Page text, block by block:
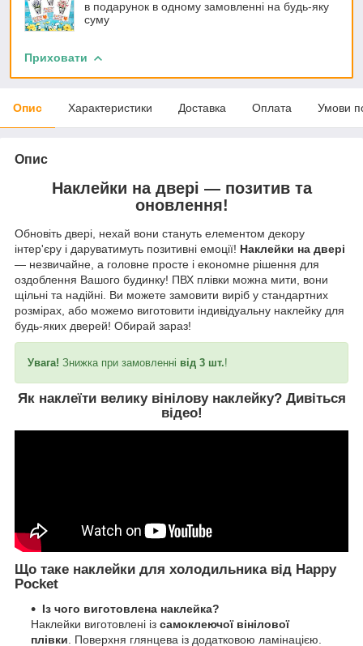
в подарунок в одному замовленні на будь-яку
суму
Приховати
Опис Характеристики Доставка Оплата Умови
Опис
Наклейки на двері — позитив та
оновлення!
Обновіть двері, нехай вони стануть елементом декору
інтер'єру і даруватимуть позитивні емоції! Наклейки на двері
— незвичайне, а головне просте і економне рішення для
оздоблення Вашого будинку! ПВХ плівки можна мити, вони
щільні та надійні. Ви можете замовити виріб у стандартних
розмірах, або можемо виготовити індивідуальну наклейку для
будь-яких дверей! Обирай зараз!
Увага! Знижка при замовленні від 3 шт.!
Як наклеїти велику вінілову наклейку? Дивіться
відео!
Що таке наклейки для холодильника від Happy
Pocket
Із чого виготовлена наклейка?
Наклейки виготовлені із самоклеючої вінілової
плівки . Поверхня глянцева із додатковою ламінацією.